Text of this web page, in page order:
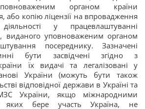
органом країни
або копію ліцензії на впровадження
діяльності у працевлаштуванні
виданого уповноваженим органом
посереднику. Зазначені
бути засвідчені згідно з
їх видачі та легалізовані у
України (можуть бути також
відповідної держави в Україні та
України, якщо міжнародними
яких бере участь Україна, не